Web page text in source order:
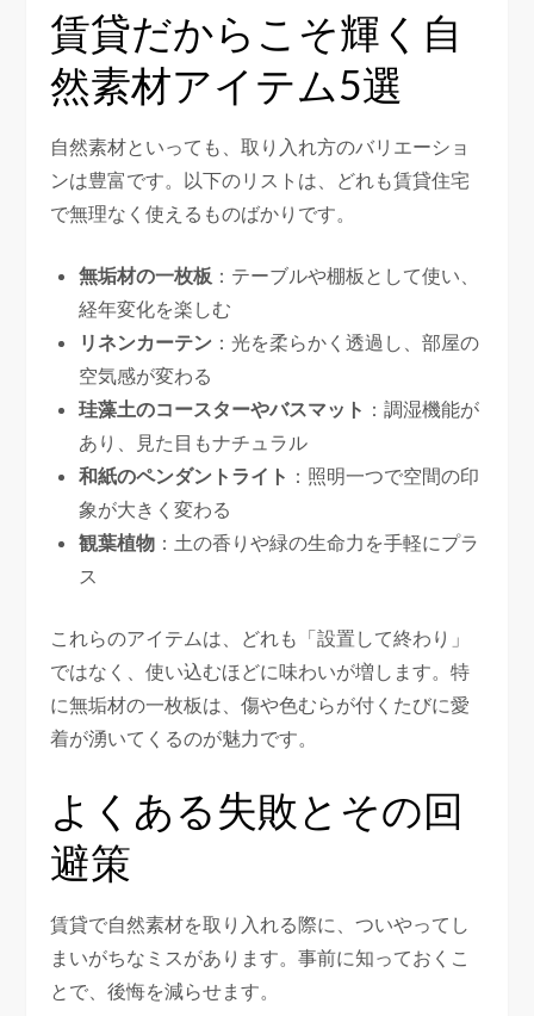
賃貸だからこそ輝く自
然素材アイテム5選
自然素材といっても、取り入れ方のバリエーショ
ンは豊富です。以下のリストは、どれも賃貸住宅
で無理なく使えるものばかりです。
無垢材の一枚板 ：テーブルや棚板として使い、
経年変化を楽しむ
リネンカーテン ：光を柔らかく透過し、部屋の
空気感が変わる
珪藻土のコースターやバスマット ：調湿機能が
あり、見た目もナチュラル
和紙のペンダントライト ：照明一つで空間の印
象が大きく変わる
観葉植物 ：土の香りや緑の生命力を手軽にプラ
ス
これらのアイテムは、どれも「設置して終わり」
ではなく、使い込むほどに味わいが増します。特
に無垢材の一枚板は、傷や色むらが付くたびに愛
着が湧いてくるのが魅力です。
よくある失敗とその回
避策
賃貸で自然素材を取り入れる際に、ついやってし
まいがちなミスがあります。事前に知っておくこ
とで、後悔を減らせます。